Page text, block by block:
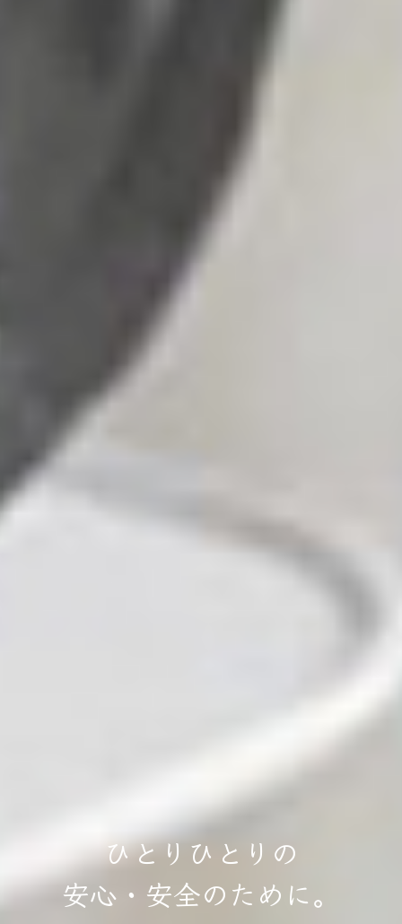
ひとりひとりの
安心・安全のために。